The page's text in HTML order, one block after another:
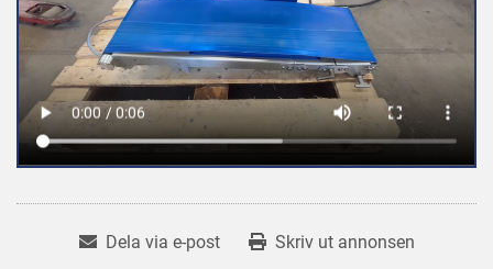
Dela via e-post
Skriv ut annonsen